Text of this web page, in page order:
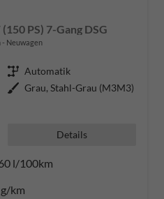
PS) 7-Gang DSG
Neuwagen
Getriebe Automatik
Außenfarbe Grau, Stahl-Grau (M3M3)
Details
l/100km
km